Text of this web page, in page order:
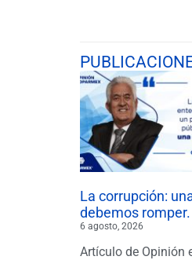
La corrupción:
debemos romper.
6 agosto, 2026
Artículo de Opinión